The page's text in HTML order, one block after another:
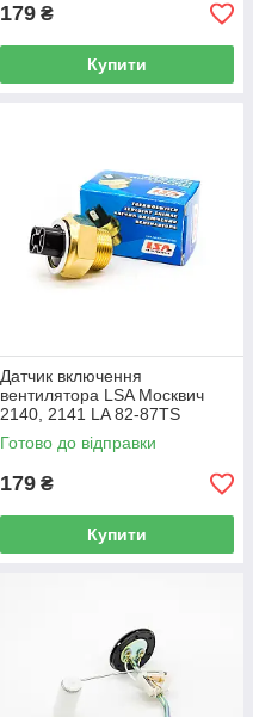
179 ₴
Купити
Датчик включення
вентилятора LSA Москвич
2140, 2141 LA 82-87TS
Готово до відправки
179 ₴
Купити